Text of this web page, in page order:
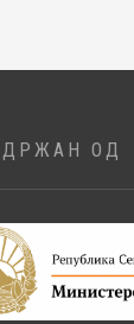
ОД